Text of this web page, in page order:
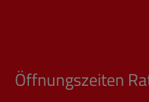
Öffnungszeiten